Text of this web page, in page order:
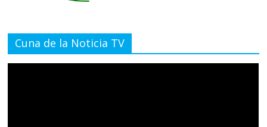
Cuna de la Noticia TV